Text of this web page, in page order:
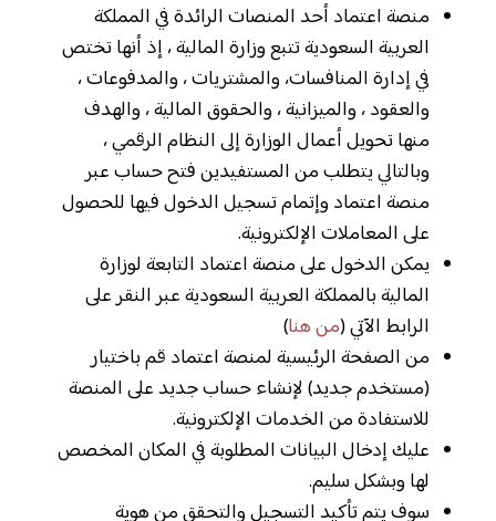
منصة اعتماد أحد المنصات الرائدة في المملكة
العربية السعودية تتبع وزارة المالية ، إذ أنها تختص
في إدارة المنافسات، والمشتريات ، والمدفوعات ،
والعقود ، والميزانية ، والحقوق المالية ، والهدف
منها تحويل أعمال الوزارة إلى النظام الرقمي ،
وبالتالي يتطلب من المستفيدين فتح حساب عبر
منصة اعتماد وإتمام تسجيل الدخول فيها للحصول
على المعاملات الإلكترونية.
يمكن الدخول على منصة اعتماد التابعة لوزارة
المالية بالمملكة العربية السعودية عبر النقر على
الرابط الآتي (من هنا)
من الصفحة الرئيسية لمنصة اعتماد قم باختيار
(مستخدم جديد) لإنشاء حساب جديد على المنصة
للاستفادة من الخدمات الإلكترونية.
عليك إدخال البيانات المطلوبة في المكان المخصص
لها وبشكل سليم.
سوف يتم تأكيد التسجيل والتحقق من هوية